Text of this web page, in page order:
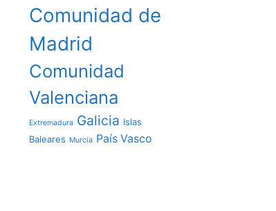
Comunidad de
Madrid
Comunidad
Valenciana
Extremadura Galicia Islas
Baleares Murcia País Vasco